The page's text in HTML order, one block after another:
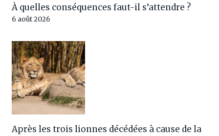
À quelles conséquences faut-il s’attendre ?
6 août 2026
Après les trois lionnes décédées à cause de la